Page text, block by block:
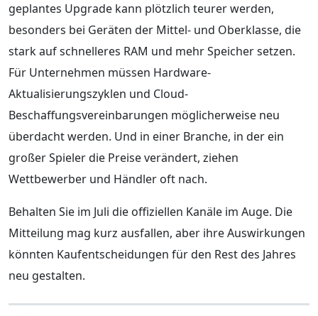
geplantes Upgrade kann plötzlich teurer werden,
besonders bei Geräten der Mittel- und Oberklasse, die
stark auf schnelleres RAM und mehr Speicher setzen.
Für Unternehmen müssen Hardware-
Aktualisierungszyklen und Cloud-
Beschaffungsvereinbarungen möglicherweise neu
überdacht werden. Und in einer Branche, in der ein
großer Spieler die Preise verändert, ziehen
Wettbewerber und Händler oft nach.
Behalten Sie im Juli die offiziellen Kanäle im Auge. Die
Mitteilung mag kurz ausfallen, aber ihre Auswirkungen
könnten Kaufentscheidungen für den Rest des Jahres
neu gestalten.